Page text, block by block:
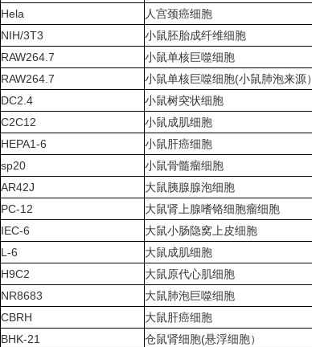
Hela
人宫颈癌细胞
NIH/3T3
小鼠胚胎成纤维细胞
RAW264.7
小鼠单核巨噬细胞
RAW264.7
小鼠单核巨噬细胞(小鼠肺泡来源）
DC2.4
小鼠树突状细胞
C2C12
小鼠成肌细胞
HEPA1-6
小鼠肝癌细胞
sp20
小鼠骨髓瘤细胞
AR42J
大鼠胰腺腺泡细胞
PC-12
大鼠肾上腺嗜铬细胞瘤细胞
IEC-6
大鼠小肠隐窝上皮细胞
L-6
大鼠成肌细胞
H9C2
大鼠原代心肌细胞
NR8683
大鼠肺泡巨噬细胞
CBRH
大鼠肝癌细胞
BHK-21
仓鼠肾细胞(悬浮细胞）